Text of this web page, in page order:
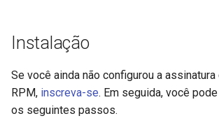
n
d
accept-language
access-control
acme
API Implementada
resty.http2
http2.new
Instalar no RHEL, CentOS e
Rocky Linux
Módulos NGINX para o Painel
de Controle Plesk - Pacotes
Instalação
Se você ainda não configurou a
RPM, inscreva-se. Em seguida, você
os seguintes passos.